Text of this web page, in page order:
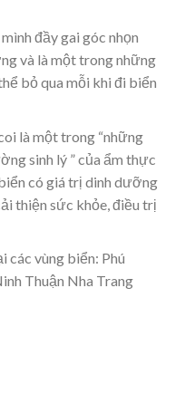
đầy gai góc nhọn
và là một trong những
bỏ qua mỗi khi đi biển
là một trong “những
sinh lý ” của ẩm thực
có giá trị dinh dưỡng
thiện sức khỏe, điều trị
các vùng biển: Phú
Thuận Nha Trang